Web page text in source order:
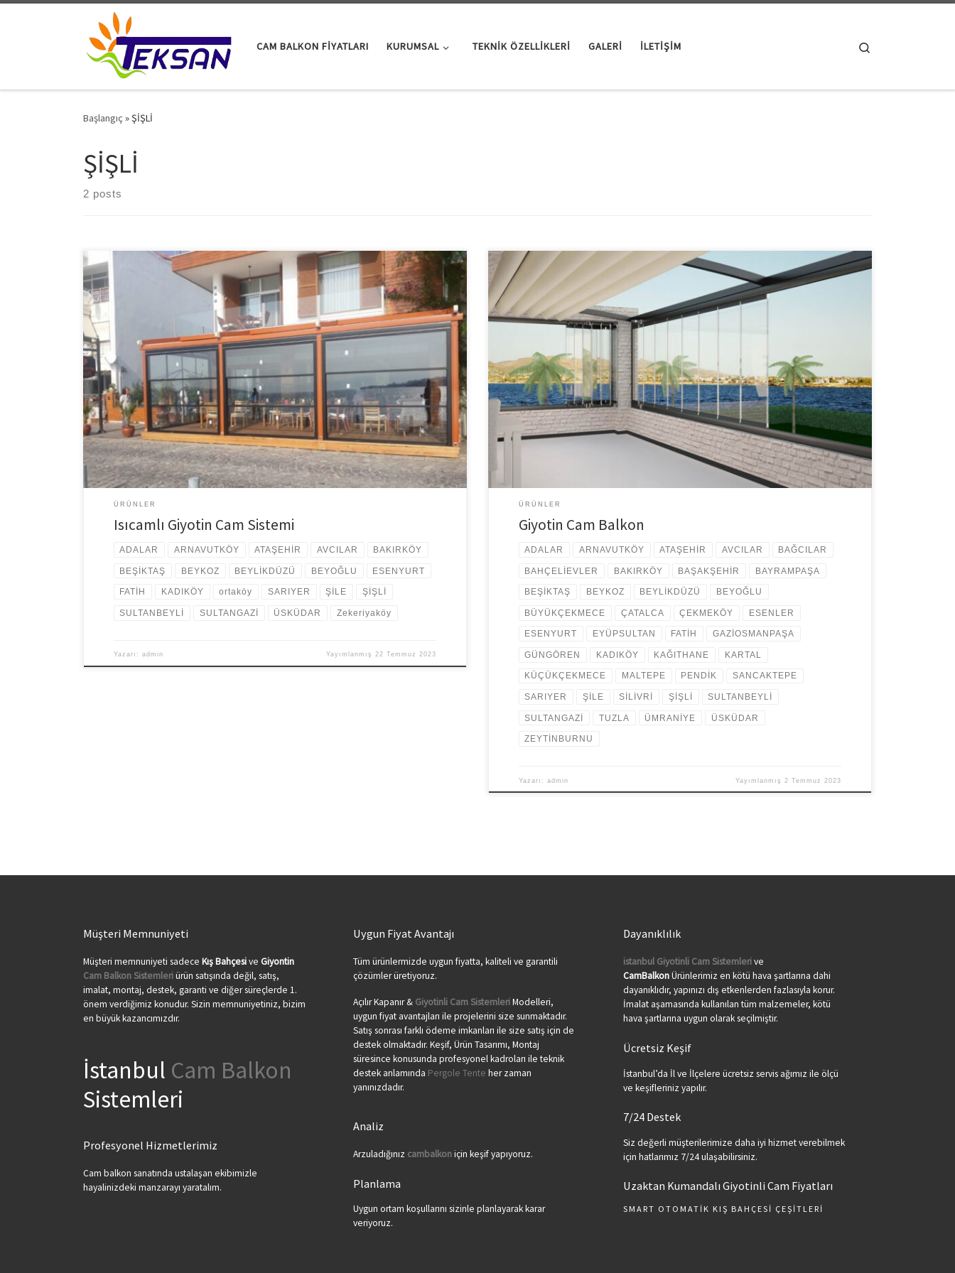
CAM BALKON FIYATLARI KURUMSAL TEKNIK ÖZELLIKLERI GALERI ILETIŞIM
Başlangıç »ŞİŞLİ
ŞİŞLİ
2 posts
Isıcamlı Giyotin Cam Sistemi Isıcamlı Giyotin Cam Sistemi, Estetik görünümü ve çok
işlevsel kullanımı sayesinde giyotin cam sistemleri oldukça ilgi görmektedir. Isıcamlı
giyotin camlar ise ısı tasarrufunda öne çıkmaktadır. Pergola Tente Isı camlı giyotin
cam kullanıldığı yerlerde eğer uygun bir uygulama yapılmışsa yaklaşık %75 ısı tasarrufu
sağlar. Hiç de azımsanmayacak bir […]
ÜRÜNLER
Isıcamlı Giyotin Cam Sistemi
ADALAR ARNAVUTKÖY ATAŞEHİR AVCILAR BAKIRKÖY
BEŞİKTAŞ BEYKOZ BEYLİKDÜZÜ BEYOĞLU ESENYURT
FATİH KADIKÖY ortaköy SARIYER ŞİLE ŞİŞLİ
SULTANBEYLİ SULTANGAZİ ÜSKÜDAR Zekeriyaköy
Yazarı: admin Yayımlanmış22 Temmuz 2023
Giyotin Cam Balkon Cam balkon sistemleri ile yaşam alanlarınızı daha kullanışlı bir hale
getirebilirsiniz. Her daim ev veya iş yerleriniz için profesyonel çözümler istiyorsanız cam
balkon sistemlerini önermekteyiz. Daha iyi bir sonuç elde etmek için yaptırmak
istediğiniz cam balkonun teknik özelliklerini bilmeli ve bu konuda tecrübeli firmaları
tercih etmelisiniz. İstanbul da […]
ÜRÜNLER
Giyotin Cam Balkon
ADALAR ARNAVUTKÖY ATAŞEHİR AVCILAR BAĞCILAR
BAHÇELİEVLER BAKIRKÖY BAŞAKŞEHİR BAYRAMPAŞA
BEŞİKTAŞ BEYKOZ BEYLİKDÜZÜ BEYOĞLU
BÜYÜKÇEKMECE ÇATALCA ÇEKMEKÖY ESENLER
ESENYURT EYÜPSULTAN FATİH GAZİOSMANPAŞA
GÜNGÖREN KADIKÖY KAĞITHANE KARTAL
KÜÇÜKÇEKMECE MALTEPE PENDİK SANCAKTEPE
SARIYER ŞİLE SİLİVRİ ŞİŞLİ SULTANBEYLİ
SULTANGAZİ TUZLA ÜMRANİYE ÜSKÜDAR
ZEYTİNBURNU
Yazarı: admin Yayımlanmış 2 Temmuz 2023
Müşteri Memnuniyeti
Müşteri memnuniyeti sadece Kış Bahçesive Giyontin
Cam Balkon Sistemleriürün satışında değil, satış,
imalat, montaj, destek, garanti ve diğer süreçlerde 1.
önem verdiğimiz konudur. Sizin memnuniyetiniz, bizim
en büyük kazancımızdır.
İstanbul Cam Balkon
Sistemleri
Profesyonel Hizmetlerimiz
Cam balkon sanatında ustalaşan ekibimizle
hayalinizdeki manzarayı yaratalım.
Uygun Fiyat Avantajı
Tüm ürünlermizde uygun fiyatta, kaliteli ve garantili
çözümler üretiyoruz.
Açılır Kapanır & Giyotinli Cam SistemleriModelleri,
uygun fiyat avantajları ile projelerini size sunmaktadır.
Satış sonrası farklı ödeme imkanları ile size satış için de
destek olmaktadır. Keşif, Ürün Tasarımı, Montaj
süresince konusunda profesyonel kadroları ile teknik
destek anlamında Pergole Tente her zaman
yanınızdadır.
Analiz
Arzuladığınız cambalkoniçin keşif yapıyoruz.
Planlama
Uygun ortam koşullarını sizinle planlayarak karar
veriyoruz.
Dayanıklılık
istanbul Giyotinli Cam Sistemlerive
CamBalkonÜrünlerimiz en kötü hava şartlarına dahi
dayanıklıdır, yapınızı dış etkenlerden fazlasıyla korur.
İmalat aşamasında kullanılan tüm malzemeler, kötü
hava şartlarına uygun olarak seçilmiştir.
Ücretsiz Keşif
İstanbul’da İl ve İlçelere ücretsiz servis ağımız ile ölçü
ve keşifleriniz yapılır.
7/24 Destek
Siz değerli müşterilerimize daha iyi hizmet verebilmek
için hatlarımız 7/24 ulaşabilirsiniz.
Uzaktan Kumandalı Giyotinli Cam Fiyatları
SMART OTOMATIK KIŞ BAHÇESI ÇEŞITLERI